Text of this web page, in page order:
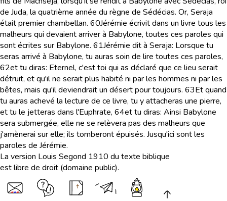
de Juda, la quatrième année du règne de Sédécias. Or, Seraja
était premier chambellan. 60Jérémie écrivit dans un livre tous les
malheurs qui devaient arriver à Babylone, toutes ces paroles qui
sont écrites sur Babylone. 61Jérémie dit à Seraja: Lorsque tu
seras arrivé à Babylone, tu auras soin de lire toutes ces paroles,
62et tu diras: Eternel, c'est toi qui as déclaré que ce lieu serait
détruit, et qu'il ne serait plus habité ni par les hommes ni par les
bêtes, mais qu'il deviendrait un désert pour toujours. 63Et quand
tu auras achevé la lecture de ce livre, tu y attacheras une pierre,
et tu le jetteras dans l'Euphrate, 64et tu diras: Ainsi Babylone
sera submergée, elle ne se relèvera pas des malheurs que
j'amènerai sur elle; ils tomberont épuisés. Jusqu'ici sont les
paroles de Jérémie.
La version Louis Segond 1910 du texte biblique
est libre de droit (domaine public).